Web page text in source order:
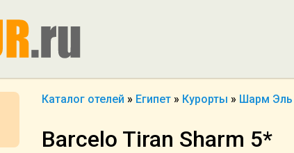
Каталог отелей » Египет » Курорты » Шарм
Barcelo Tiran Sharm 5*